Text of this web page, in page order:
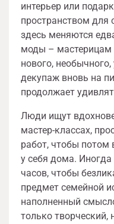
интерьер или
пространством для
здесь меняются
моды – мастерицам
нового,
декупаж вновь на
продолжает
Люди ищут
мастер-классах,
работ, чтобы потом
у себя дома.
часов, чтобы
предмет семейной
наполненный
только творческий,